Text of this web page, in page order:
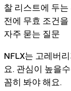
찰 리스트에 두
전에 무효 조건
자주 묻는 질문
NFLX는 고레버
요. 관심이 높을
꼼히 봐야 해요.